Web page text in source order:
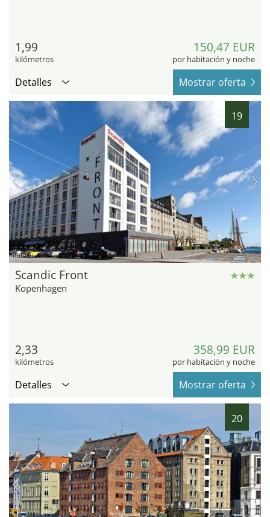
1,99
kilómetros
150,47 EUR
por habitación y noche
Detalles Mostrar oferta
19
hotel.de
Scandic Front
Kopenhagen
2,33
kilómetros
358,99 EUR
por habitación y noche
Detalles Mostrar oferta
20